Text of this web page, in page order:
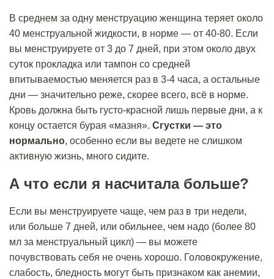
В среднем за одну менструацию женщина теряет около
40 менструальной жидкости, в норме — от 40-80. Если
вы менструируете от 3 до 7 дней, при этом около двух
суток прокладка или тампон со средней
впитываемостью меняется раз в 3-4 часа, а остальные
дни — значительно реже, скорее всего, всё в норме.
Кровь должна быть густо-красной лишь первые дни, а к
концу остается бурая «мазня». Сгустки — это
нормально, особенно если вы ведете не слишком
активную жизнь, много сидите.
А что если я насчитала больше?
Если вы менструируете чаще, чем раз в три недели,
или больше 7 дней, или обильнее, чем надо (более 80
мл за менструальный цикл) — вы можете
почувствовать себя не очень хорошо. Головокружение,
слабость, бледность могут быть признаком как анемии,